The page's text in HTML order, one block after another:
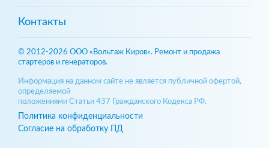
Контакты
© 2012-2026 ООО «Вольтаж Киров». Ремонт и продажа
стартеров и генераторов.
Информация на данном сайте не является публичной офертой,
определяемой
положениями Статьи 437 Гражданского Кодекса РФ.
Политика конфиденциальности
Согласие на обработку ПД